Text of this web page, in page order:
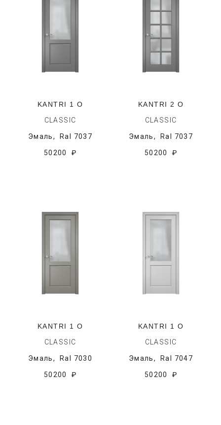
KANTRI 1 O
CLASSIC
Эмаль, Ral 7037
50200 ₽
KANTRI 2 O
CLASSIC
Эмаль, Ral 7037
50200 ₽
KANTRI 1 O
CLASSIC
Эмаль, Ral 7030
50200 ₽
KANTRI 1 O
CLASSIC
Эмаль, Ral 7047
50200 ₽